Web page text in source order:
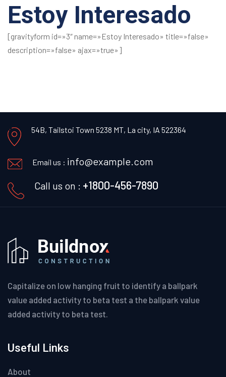
Estoy Interesado
[gravityform id=»3″ name=»Estoy Interesado» title=»false»
description=»false» ajax=»true»]
54B, Tailstoi Town 5238 MT, La city, IA 522364
Email us : info@example.com
Call us on : +1800-456-7890
Capitalize on low hanging fruit to identify a ballpark
value added activity to beta test a the ballpark value
added activity to beta test.
Useful Links
About